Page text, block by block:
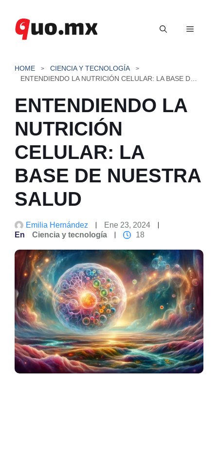
contenido
Menú
HOME
CIENCIA Y TECNOLOGÍA
ENTENDIENDO LA
NUTRICIÓN
CELULAR: LA
BASE DE NUESTRA
SALUD
Emilia Hernández
Ene 23, 2024
En
Ciencia y tecnología 18